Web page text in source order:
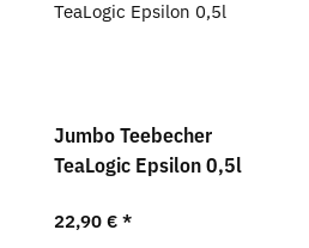
Jumbo Teebecher
TeaLogic Epsilon 0,5l
22,90 €*